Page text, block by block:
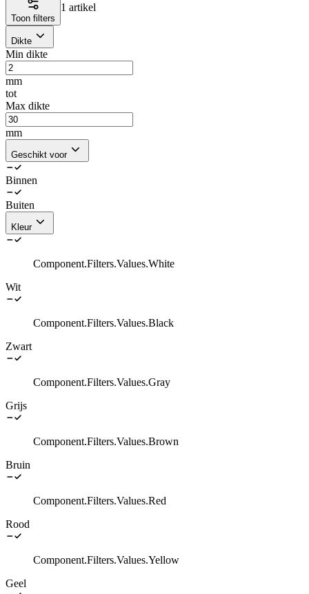
Toon filters
1 artikel
Dikte
Min dikte
mm
tot
Max dikte
mm
Geschikt voor
Binnen
Buiten
Kleur
Component.Filters.Values.White
Wit
Component.Filters.Values.Black
Zwart
Component.Filters.Values.Gray
Grijs
Component.Filters.Values.Brown
Bruin
Component.Filters.Values.Red
Rood
Component.Filters.Values.Yellow
Geel